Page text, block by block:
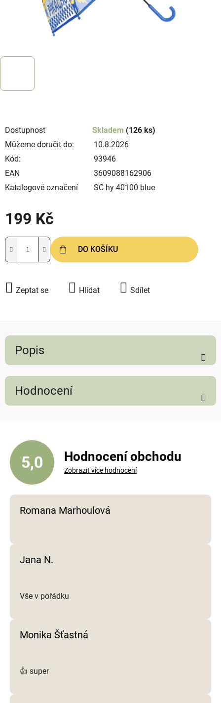
Dostupnost Skladem (126 ks)
Můžeme doručit do:
10.8.2026
Kód:
93946
EAN
3609088162906
Katalogové označení
SC hy 40100 blue
199 Kč
DO KOŠÍKU
Zeptat se Hlídat Sdílet
Popis
Hodnocení
5,0 Hodnocení obchodu
Zobrazit více hodnocení
Romana Marhoulová
Jana N.
Vše v pořádku
Monika Šťastná
👍 super